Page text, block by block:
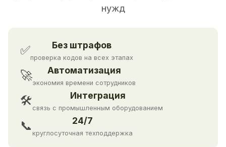
нужд
✅ Без штрафов
проверка кодов на всех этапах
🚀 Автоматизация
экономия времени сотрудников
🛠 Интеграция
связь с промышленным оборудованием
📞 24/7
круглосуточная техподдержка